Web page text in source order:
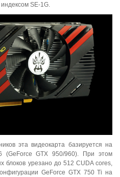
индексом SE-1G.
эта видеокарта базируется на
(GeForce GTX 950/960). При этом
блоков урезано до 512 CUDA cores,
GeForce GTX 750 Ti на